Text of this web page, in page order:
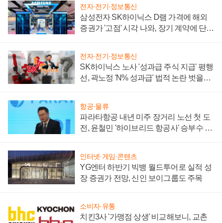
전자·전기·정보통신
삼성전자 SK하이닉스 D램 가격에 해외
증권가 '고점' 시각 나와, 장기 계약에 단점
전자·전기·정보통신
SK하이닉스 노사 '성과급 주식 지급' 평행
선, 곽노정 'N% 성과급' 법적 논란 벗을지
항공·물류
파라타항공 내년 미주 장거리 노선 첫 도
전, 윤철민 '하이브리드 항공사' 승부수 통
인터넷·게임·콘텐츠
YG엔터 하반기 빅뱅 월드투어로 실적 성
장 증권가 전망, 신인 보이그룹도 주목
소비자·유통
치킨3사 '가맹점 상생' 비교해보니, 교촌